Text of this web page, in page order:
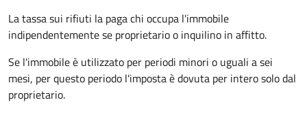
La tassa sui rifiuti la paga chi occupa l'immobile
indipendentemente se proprietario o inquilino in affitto.
Se l'immobile è utilizzato per periodi minori o uguali a sei
mesi, per questo periodo l'imposta è dovuta per intero solo dal
proprietario.